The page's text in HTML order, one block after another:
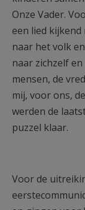
Onze Vader.
een lied kijkend
naar het volk
naar zichzelf
mensen, de
mij, voor ons,
werden de
puzzel klaar.
Voor de